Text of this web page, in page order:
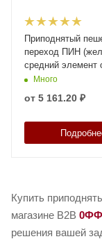
Приподнятый
переход ПИН
средний элемент
массе/сверху)
Много
от 5 161.20 ₽
Купить
магазине B2B
решения вашей